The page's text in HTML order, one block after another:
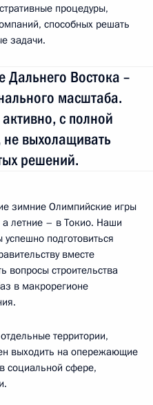
процедуры,
способных решать
задачи.
Востока –
масштаба.
с полной
не выхолащивать
решений.
зимние Олимпийские игры
а летние – в Токио. Наши
подготовиться
вместе
вопросы строительства
в макрорегионе
территории,
выходить на опережающие
социальной сфере,